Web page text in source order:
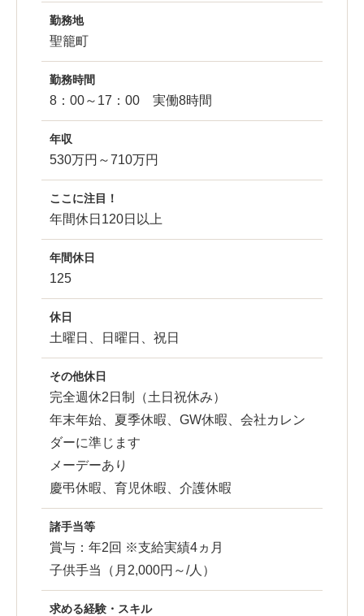
勤務地
聖籠町
勤務時間
8：00～17：00 実働8時間
年収
530万円～710万円
ここに注目！
年間休日120日以上
年間休日
125
休日
土曜日、日曜日、祝日
その他休日
完全週休2日制（土日祝休み）
年末年始、夏季休暇、GW休暇、会社カレン
ダーに準じます
メーデーあり
慶弔休暇、育児休暇、介護休暇
諸手当等
賞与：年2回 ※支給実績4ヵ月
子供手当（月2,000円～/人）
求める経験・スキル